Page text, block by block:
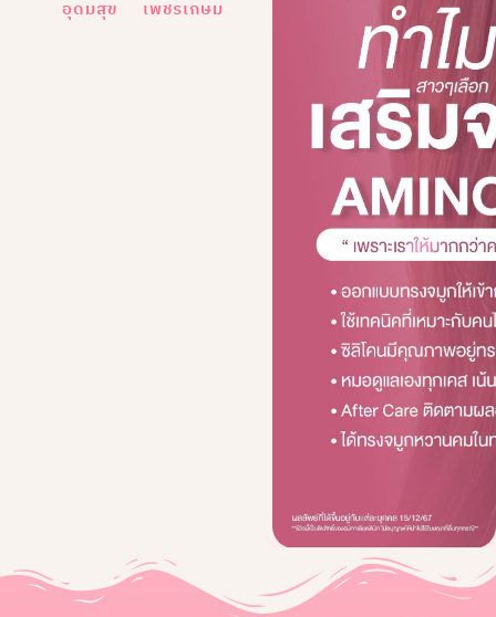
อุดมสุข เพชรเกษม